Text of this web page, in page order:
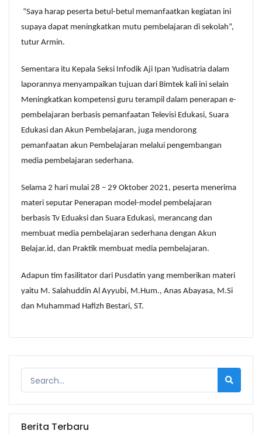
“Saya harap peserta betul-betul memanfaatkan kegiatan ini
supaya dapat meningkatkan mutu pembelajaran di sekolah”,
tutur Armin.
Sementara itu Kepala Seksi Infodik Aji Ipan Yudisatria dalam
laporannya menyampaikan tujuan dari Bimtek kali ini selain
Meningkatkan kompetensi guru terampil dalam penerapan e-
pembelajaran berbasis pemanfaatan Televisi Edukasi, Suara
Edukasi dan Akun Pembelajaran, juga mendorong
pemanfaatan akun Pembelajaran melalui pengembangan
media pembelajaran sederhana.
Selama 2 hari mulai 28 – 29 Oktober 2021, peserta menerima
materi seputar Penerapan model-model pembelajaran
berbasis Tv Eduaksi dan Suara Edukasi, merancang dan
membuat media pembelajaran sederhana dengan Akun
Belajar.id, dan Praktik membuat media pembelajaran.
Adapun tim fasilitator dari Pusdatin yang memberikan materi
yaitu M. Salahuddin Al Ayyubi, M.Hum., Anas Abayasa, M.Si
dan Muhammad Hafizh Bestari, ST.
Berita Terbaru